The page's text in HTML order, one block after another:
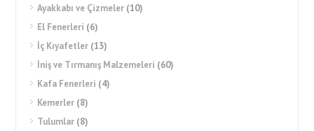
Ayakkabı ve Çizmeler (10)
El Fenerleri (6)
İç Kıyafetler (13)
İniş ve Tırmanış Malzemeleri (60)
Kafa Fenerleri (4)
Kemerler (8)
Tulumlar (8)